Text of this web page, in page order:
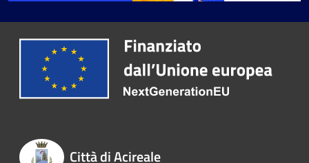
Città di Acireale